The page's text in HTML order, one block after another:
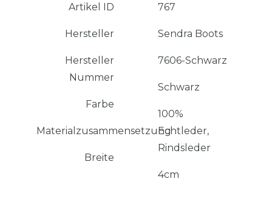
Artikel ID
Hersteller
Hersteller
Nummer
Farbe
Materialzusammensetzung
Breite
767
Sendra Boots
7606-Schwarz
Schwarz
100%
Echtleder,
Rindsleder
4cm